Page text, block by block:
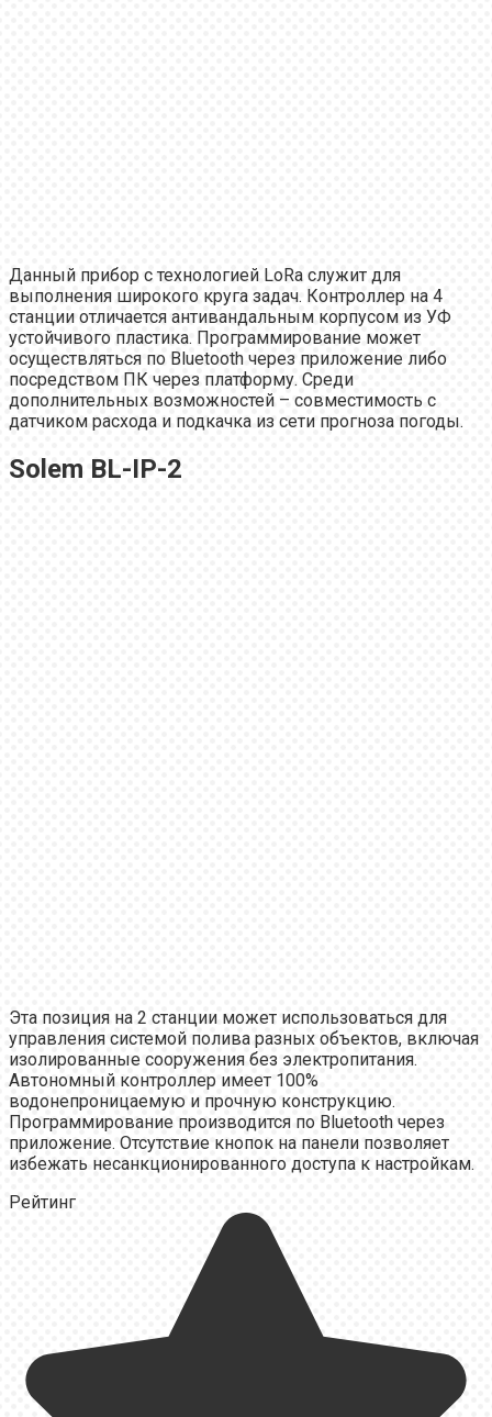
Данный прибор с технологией LoRa служит для
выполнения широкого круга задач. Контроллер на 4
станции отличается антивандальным корпусом из УФ
устойчивого пластика. Программирование может
осуществляться по Bluetooth через приложение либо
посредством ПК через платформу. Среди
дополнительных возможностей – совместимость с
датчиком расхода и подкачка из сети прогноза погоды.
Solem BL-IP-2
Эта позиция на 2 станции может использоваться для
управления системой полива разных объектов, включая
изолированные сооружения без электропитания.
Автономный контроллер имеет 100%
водонепроницаемую и прочную конструкцию.
Программирование производится по Bluetooth через
приложение. Отсутствие кнопок на панели позволяет
избежать несанкционированного доступа к настройкам.
Рейтинг